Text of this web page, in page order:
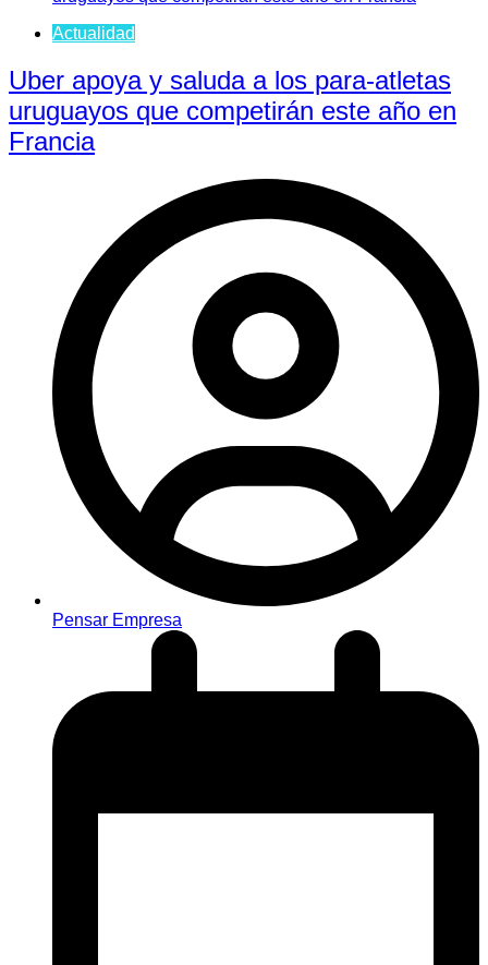
Actualidad
Uber apoya y saluda a los para-atletas
uruguayos que competirán este año en
Francia
Pensar Empresa